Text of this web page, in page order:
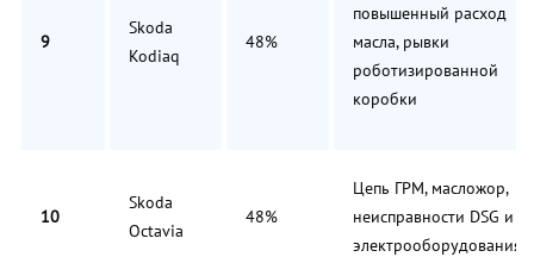
9
Skoda
Kodiaq
48%
повышенный расход
масла, рывки
роботизированной
коробки
10
Skoda
Octavia
48%
Цепь ГРМ, масложор,
неисправности DSG и
электрооборудования